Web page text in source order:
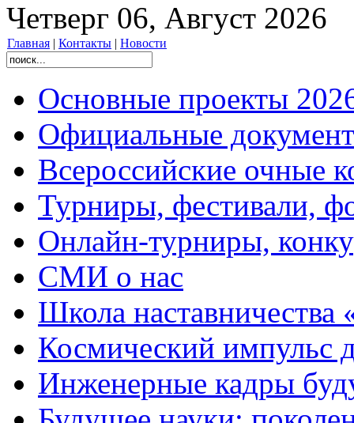
Четверг 06, Август 2026
Главная | Контакты | Новости
Основные проекты
Официальные
Всероссийские очные
Турниры, фестивали,
Онлайн-турниры,
СМИ о нас
Школа
Космический импульс
Инженерные кадры